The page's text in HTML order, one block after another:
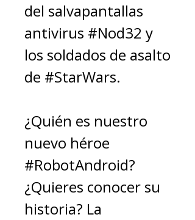
del salvapantallas
antivirus #Nod32 y
los soldados de asalto
de #StarWars.
¿Quién es nuestro
nuevo héroe
#RobotAndroid?
¿Quieres conocer su
historia? La